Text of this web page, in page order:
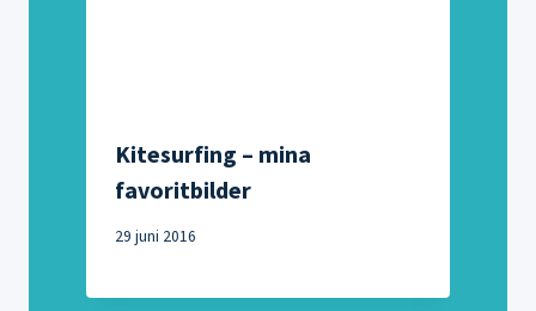
Kitesurfing – mina
favoritbilder
29 juni 2016